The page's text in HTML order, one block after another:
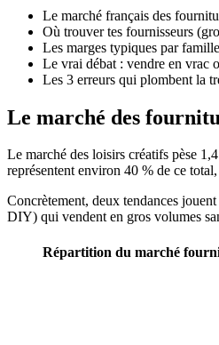
Le marché français des
Où trouver tes fournisseurs
Les marges typiques par
Le vrai débat : vendre en vrac
Les 3 erreurs qui plombent la
Le marché des
Le marché des loisirs créatifs pèse
représentent environ 40 % de ce
Concrètement, deux tendances
DIY) qui vendent en gros volumes
Répartition du marché